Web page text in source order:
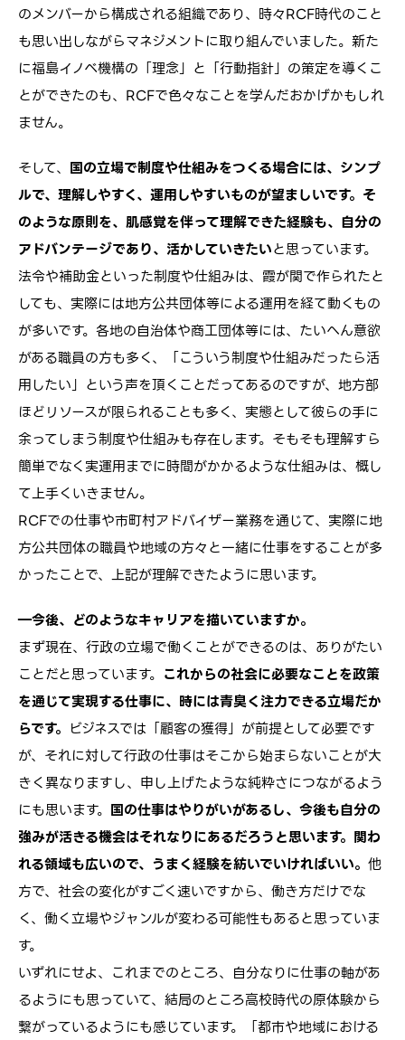
のメンバーから構成される組織であり、時々RCF時代のこと
も思い出しながらマネジメントに取り組んでいました。新た
に福島イノベ機構の「理念」と「行動指針」の策定を導くこ
とができたのも、RCFで色々なことを学んだおかげかもしれ
ません。
そして、 国の立場で制度や仕組みをつくる場合には、シンプ
ルで、理解しやすく、運用しやすいものが望ましいです。そ
のような原則を、肌感覚を伴って理解できた経験も、自分の
アドバンテージであり、活かしていきたいと思っています。
法令や補助金といった制度や仕組みは、霞が関で作られたと
しても、実際には地方公共団体等による運用を経て動くもの
が多いです。各地の自治体や商工団体等には、たいへん意欲
がある職員の方も多く、「こういう制度や仕組みだったら活
用したい」という声を頂くことだってあるのですが、地方部
ほどリソースが限られることも多く、実態として彼らの手に
余ってしまう制度や仕組みも存在します。そもそも理解すら
簡単でなく実運用までに時間がかかるような仕組みは、概し
て上手くいきません。
RCFでの仕事や市町村アドバイザー業務を通じて、実際に地
方公共団体の職員や地域の方々と一緒に仕事をすることが多
かったことで、上記が理解できたように思います。
―今後、どのようなキャリアを描いていますか。
まず現在、行政の立場で働くことができるのは、ありがたい
ことだと思っています。 これからの社会に必要なことを政策
を通じて実現する仕事に、時には青臭く注力できる立場だか
らです。 ビジネスでは「顧客の獲得」が前提として必要です
が、それに対して行政の仕事はそこから始まらないことが大
きく異なりますし、申し上げたような純粋さにつながるよう
にも思います。 国の仕事はやりがいがあるし、今後も自分の
強みが活きる機会はそれなりにあるだろうと思います。関わ
れる領域も広いので、うまく経験を紡いでいければいい。 他
方で、社会の変化がすごく速いですから、働き方だけでな
く、働く立場やジャンルが変わる可能性もあると思っていま
す。
いずれにせよ、これまでのところ、自分なりに仕事の軸があ
るようにも思っていて、結局のところ高校時代の原体験から
繋がっているようにも感じています。「都市や地域における